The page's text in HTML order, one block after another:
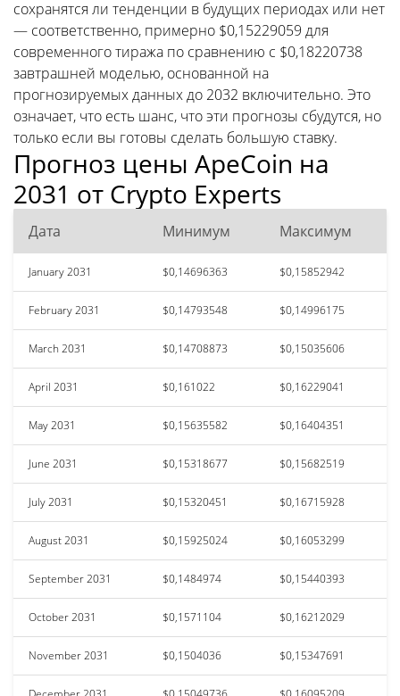
сохранятся ли тенденции в будущих периодах или нет
— соответственно, примерно $0,15229059 для
современного тиража по сравнению с $0,18220738
завтрашней моделью, основанной на
прогнозируемых данных до 2032 включительно. Это
означает, что есть шанс, что эти прогнозы сбудутся, но
только если вы готовы сделать большую ставку.
Прогноз цены ApeCoin на
2031 от Crypto Experts
Дата Минимум Максимум
January 2031 $0,14696363 $0,15852942
February 2031 $0,14793548 $0,14996175
March 2031 $0,14708873 $0,15035606
April 2031 $0,161022 $0,16229041
May 2031 $0,15635582 $0,16404351
June 2031 $0,15318677 $0,15682519
July 2031 $0,15320451 $0,16715928
August 2031 $0,15925024 $0,16053299
September 2031 $0,1484974 $0,15440393
October 2031 $0,1571104 $0,16212029
November 2031 $0,1504036 $0,15347691